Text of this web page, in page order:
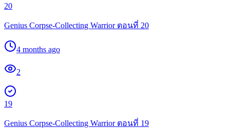
20
Genius Corpse-Collecting Warrior ตอนที่ 20
4 months ago
2
19
Genius Corpse-Collecting Warrior ตอนที่ 19